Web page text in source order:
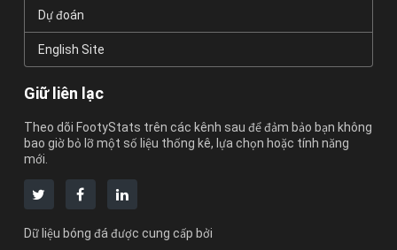
Dự đoán
English Site
Giữ liên lạc
Theo dõi FootyStats trên các kênh sau để đảm bảo bạn không
bao giờ bỏ lỡ một số liệu thống kê, lựa chọn hoặc tính năng
mới.
Dữ liệu bóng đá được cung cấp bởi